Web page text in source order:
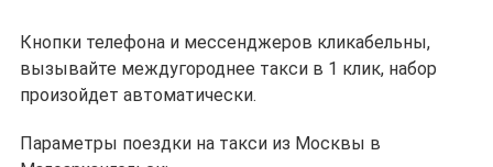
Кнопки телефона и мессенджеров кликабельны,
вызывайте междугороднее такси в 1 клик, набор
произойдет автоматически.
Параметры поездки на такси из Москвы в